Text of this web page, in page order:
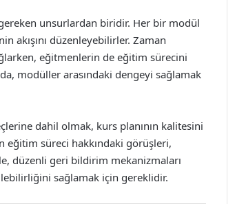
unsurlardan biridir. Her bir modül
akışını düzenleyebilirler. Zaman
eğitmenlerin de eğitim sürecini
modüller arasındaki dengeyi sağlamak
dahil olmak, kurs planının kalitesini
eğitim süreci hakkındaki görüşleri,
düzenli geri bildirim mekanizmaları
sağlamak için gereklidir.